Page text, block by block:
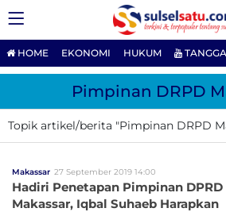
HOME EKONOMI HUKUM
Pimpinan DRPD
Topik artikel/berita "Pimpinan DRPD
Makassar 27 September 2019 14:00
Hadiri Penetapan Pimpinan DPRD
Makassar, Iqbal Suhaeb Harapkan